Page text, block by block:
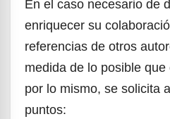
En el caso necesario de
enriquecer su
referencias de otros
medida de lo posible
por lo mismo, se solicita
puntos: